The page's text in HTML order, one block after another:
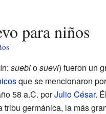
para niños
suebiosuevi) fueron un
que se mencionaron
58 a.C. porJulio César.
tribu germánica, la más